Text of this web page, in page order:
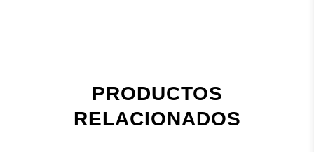
PRODUCTOS
RELACIONADOS